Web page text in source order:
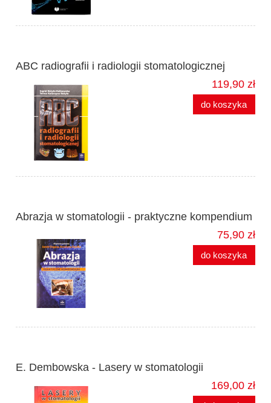
ABC radiografii i radiologii stomatologicznej
119,90 zł
do koszyka
Abrazja w stomatologii - praktyczne kompendium
75,90 zł
do koszyka
E. Dembowska - Lasery w stomatologii
169,00 zł